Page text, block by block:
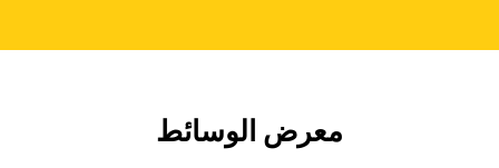
معرض الوسائط